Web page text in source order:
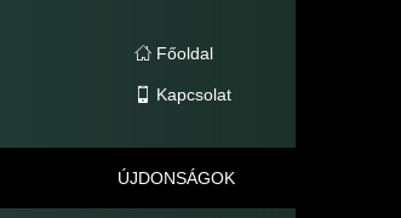
Főoldal
Kapcsolat
ÚJDONSÁGOK